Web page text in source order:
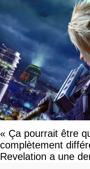
« Ça pourrait être
complètement
Revelation a une